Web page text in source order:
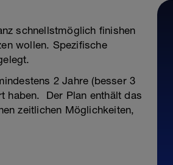
schnellstmöglich finishen
wollen. Spezifische
2 Jahre (besser 3
haben. Der Plan enthält das
zeitlichen Möglichkeiten,